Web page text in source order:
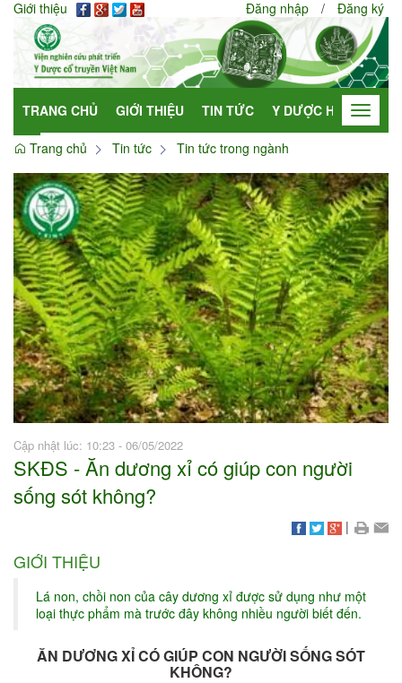
Giới thiệu Đăng nhập / Đăng ký
TRANG CHỦ GIỚI THIỆU TIN TỨC Y DƯỢC HỌC Toggle
Trang chủ
Tin tức Tin tức trong ngành
Cập nhật lúc: 10:23 - 06/05/2022
SKĐS - Ăn dương xỉ có giúp con người
sống sót không?
|
GIỚI THIỆU
Lá non, chồi non của cây dương xỉ được sử dụng như một
loại thực phẩm mà trước đây không nhiều người biết đến.
ĂN DƯƠNG XỈ CÓ GIÚP CON NGƯỜI SỐNG SÓT
KHÔNG?